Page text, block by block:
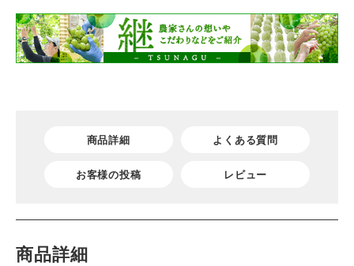
商品詳細 よくある質問
お客様の投稿 レビュー
商品詳細